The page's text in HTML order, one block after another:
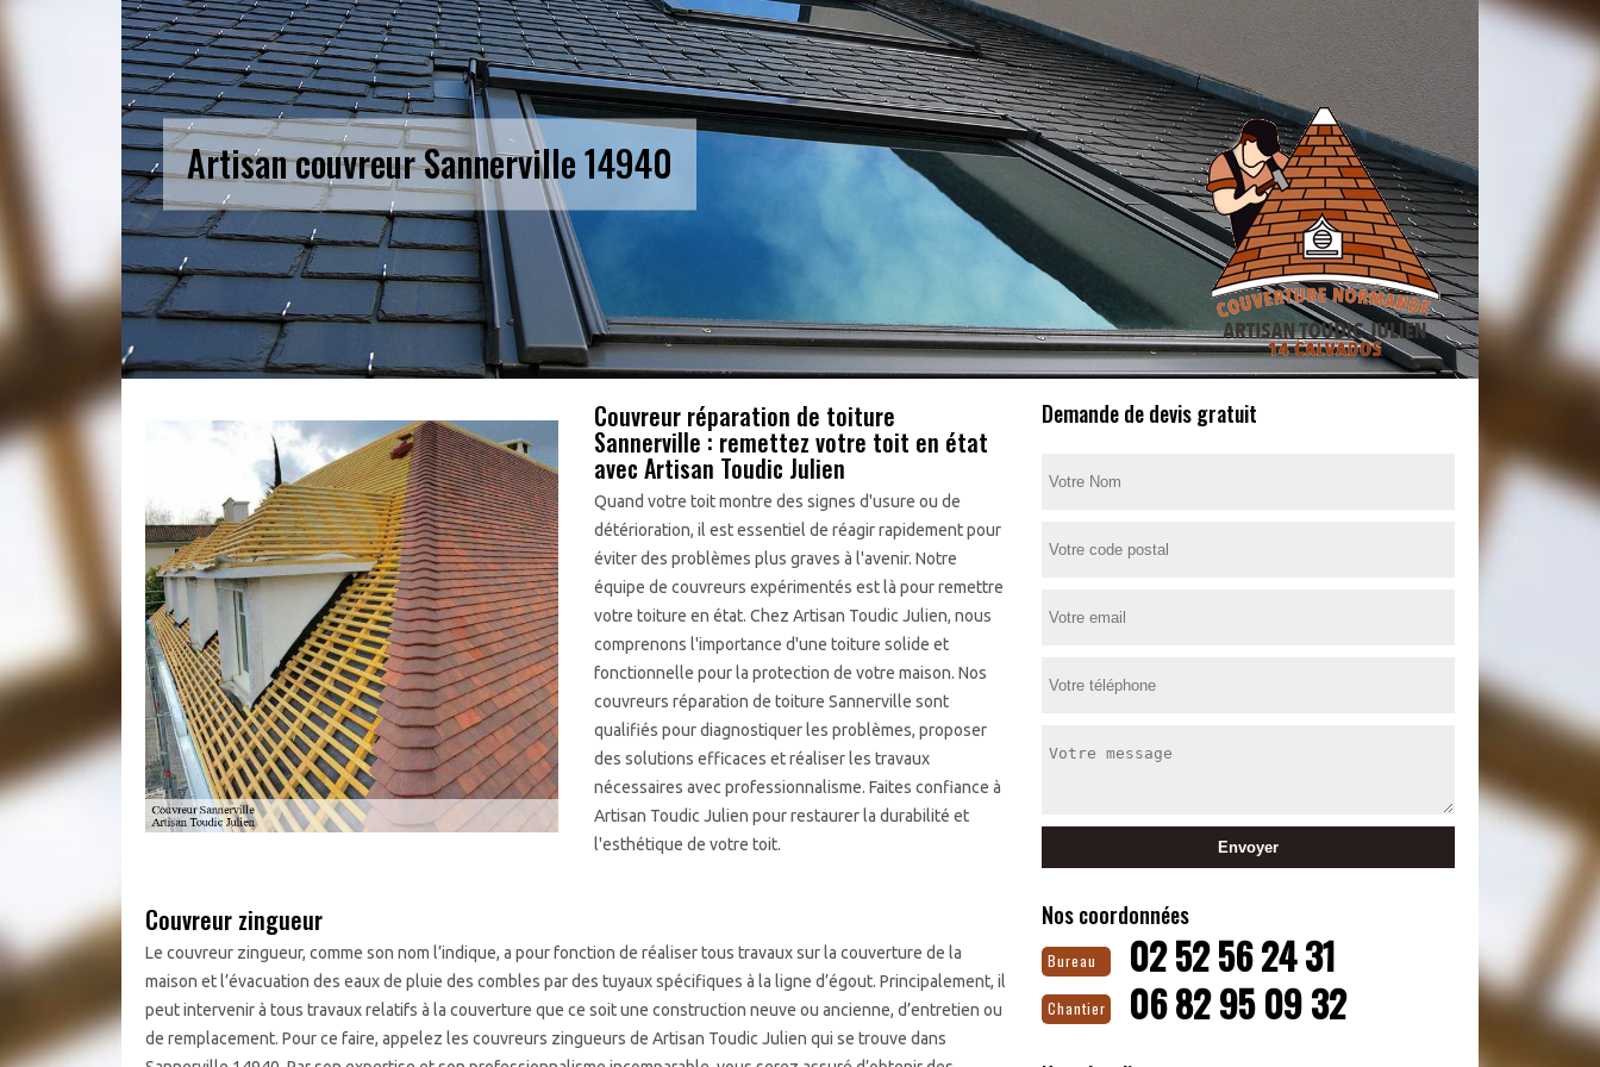
Artisan couvreur Sannerville 14940
Couvreur réparation de toiture
Sannerville : remettez votre toit en état
avec Artisan Toudic Julien
Quand votre toit montre des signes d'usure ou de
détérioration, il est essentiel de réagir rapidement pour
éviter des problèmes plus graves à l'avenir. Notre
équipe de couvreurs expérimentés est là pour remettre
votre toiture en état. Chez Artisan Toudic Julien, nous
comprenons l'importance d'une toiture solide et
fonctionnelle pour la protection de votre maison. Nos
couvreurs réparation de toiture Sannerville sont
qualifiés pour diagnostiquer les problèmes, proposer
des solutions efficaces et réaliser les travaux
nécessaires avec professionnalisme. Faites confiance à
Artisan Toudic Julien pour restaurer la durabilité et
l'esthétique de votre toit.
Couvreur zingueur
Le couvreur zingueur, comme son nom l’indique, a pour fonction de réaliser tous travaux sur la couverture de la
maison et l’évacuation des eaux de pluie des combles par des tuyaux spécifiques à la ligne d’égout. Principalement, il
peut intervenir à tous travaux relatifs à la couverture que ce soit une construction neuve ou ancienne, d’entretien ou
de remplacement. Pour ce faire, appelez les couvreurs zingueurs de Artisan Toudic Julien qui se trouve dans
Demande de devis gratuit
Nos coordonnées
Bureau 02 52 56 24 31
Chantier 06 82 95 09 32